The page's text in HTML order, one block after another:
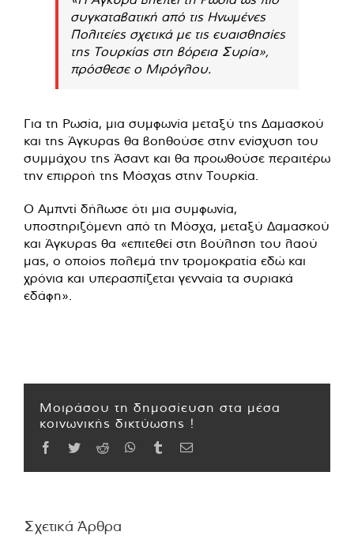
συγκαταβατική από τις Ηνωμένες
Πολιτείες σχετικά με τις ευαισθησίες
της Τουρκίας στη βόρεια Συρία»,
πρόσθεσε ο Μιρόγλου.
Για τη Ρωσία, μια συμφωνία μεταξύ της Δαμασκού
και της Άγκυρας θα βοηθούσε στην ενίσχυση του
συμμάχου της Άσαντ και θα προωθούσε περαιτέρω
την επιρροή της Μόσχας στην Τουρκία.
Ο Αμπντί δήλωσε ότι μια συμφωνία,
υποστηριζόμενη από τη Μόσχα, μεταξύ Δαμασκού
και Άγκυρας θα «επιτεθεί στη βούληση του λαού
μας, ο οποίος πολεμά την τρομοκρατία εδώ και
χρόνια και υπερασπίζεται γενναία τα συριακά
εδάφη».
Μοιράσου τη δημοσίευση στα μέσα
κοινωνικής δικτύωσης !
Facebook
TwitterReddit WhatsApp
TumblrEmail
Σχετικά Άρθρα